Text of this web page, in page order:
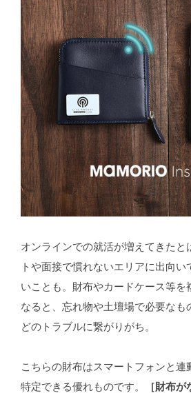
オンラインでの就活が増えてきたと
トや面接で慣れないエリアに出向
いことも。財布やカードケース等を
なると、忘れ物や土壇場で必要なも
どのトラブルに繋がりがち。
こちらの財布はスマートフォンと連
特定できる優れものです。
［財布